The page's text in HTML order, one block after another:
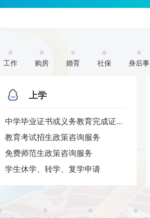
工作 购房 婚育 社保 身后事
上学
中学毕业证书或义务教育完成证...
教育考试招生政策咨询服务
免费师范生政策咨询服务
学生休学、转学、复学申请